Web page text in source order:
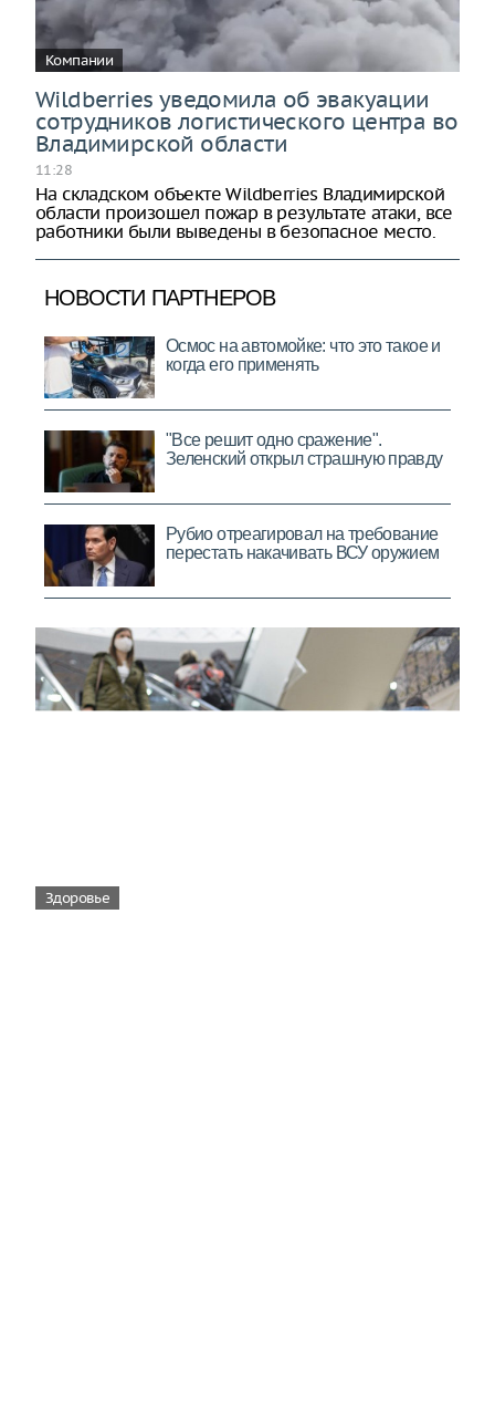
Компании
Wildberries уведомила об эвакуации
сотрудников логистического центра во
Владимирской области
11:28
На складском объекте Wildberries Владимирской
области произошел пожар в результате атаки, все
работники были выведены в безопасное место.
Здоровье